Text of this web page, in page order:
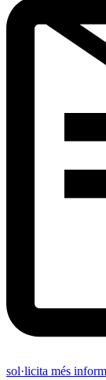
sol·licita més